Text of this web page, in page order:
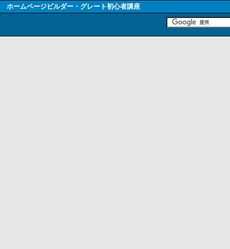
ホームページビルダー・グレート初心者講座